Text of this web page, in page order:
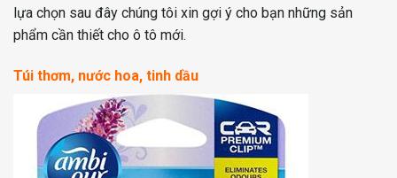
lựa chọn sau đây chúng tôi xin gợi ý cho bạn những sản
phẩm cần thiết cho ô tô mới.
Túi thơm, nước hoa, tinh dầu